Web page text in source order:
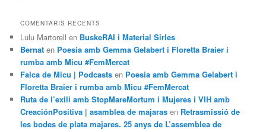
COMENTARIS RECENTS
Lulu Martorell en BuskeRAI i Material Sirles
Bernat en Poesia amb Gemma Gelabert i Floretta Braier i
rumba amb Micu #FemMercat
Falca de Micu | Podcasts en Poesia amb Gemma Gelabert i
Floretta Braier i rumba amb Micu #FemMercat
Ruta de l’exili amb StopMareMortum i Mujeres i VIH amb
CreaciónPositiva | asamblea de majaras en Retrasmissió de
les bodes de plata majares. 25 anys de L’assemblea de